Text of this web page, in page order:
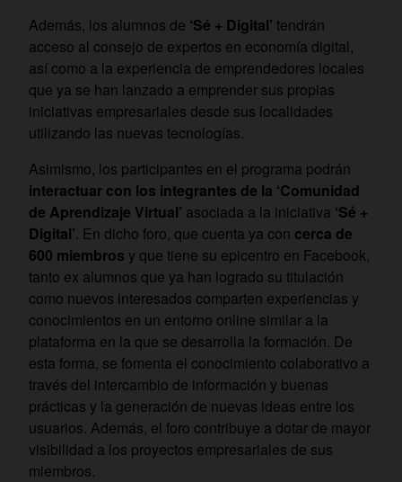
Además, los alumnos de ‘Sé + Digital’ tendrán
acceso al consejo de expertos en economía digital,
así como a la experiencia de emprendedores locales
que ya se han lanzado a emprender sus propias
iniciativas empresariales desde sus localidades
utilizando las nuevas tecnologías.
Asimismo, los participantes en el programa podrán
interactuar con los integrantes de la ‘Comunidad
de Aprendizaje Virtual’ asociada a la iniciativa ‘Sé +
Digital’. En dicho foro, que cuenta ya con cerca de
600 miembros y que tiene su epicentro en Facebook,
tanto ex alumnos que ya han logrado su titulación
como nuevos interesados comparten experiencias y
conocimientos en un entorno online similar a la
plataforma en la que se desarrolla la formación. De
esta forma, se fomenta el conocimiento colaborativo a
través del intercambio de información y buenas
prácticas y la generación de nuevas ideas entre los
usuarios. Además, el foro contribuye a dotar de mayor
visibilidad a los proyectos empresariales de sus
miembros.